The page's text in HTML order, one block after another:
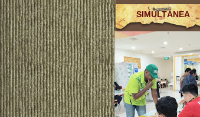
SIMULTÁNEA